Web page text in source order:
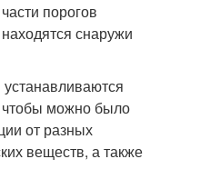
порогов
снаружи
чтобы можно было
от разных
веществ, а также